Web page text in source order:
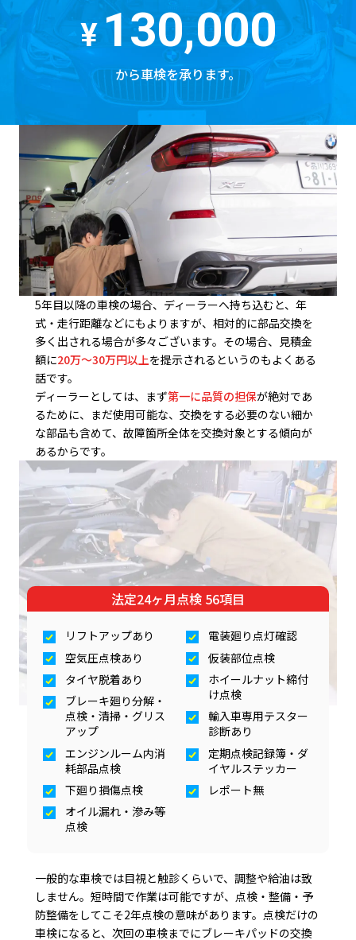
¥ 130,000
から車検を承ります。
5年目以降の車検の場合、ディーラーへ持ち込むと、年
式・走行距離などにもよりますが、相対的に部品交換を
多く出される場合が多々ございます。その場合、見積金
額に20万～30万円以上を提示されるというのもよくある
話です。
ディーラーとしては、まず第一に品質の担保が絶対であ
るために、まだ使用可能な、交換をする必要のない細か
な部品も含めて、故障箇所全体を交換対象とする傾向が
あるからです。
法定24ヶ月点検 56項目
リフトアップあり
空気圧点検あり
タイヤ脱着あり
ブレーキ廻り分解・
点検・清掃・グリス
アップ
エンジンルーム内消
耗部品点検
下廻り損傷点検
オイル漏れ・滲み等
点検
電装廻り点灯確認
仮装部位点検
ホイールナット締付
け点検
輸入車専用テスター
診断あり
定期点検記録簿・ダ
イヤルステッカー
レポート無
一般的な車検では目視と触診くらいで、調整や給油は致
しません。短時間で作業は可能ですが、点検・整備・予
防整備をしてこそ2年点検の意味があります。点検だけの
車検になると、次回の車検までにブレーキパッドの交換